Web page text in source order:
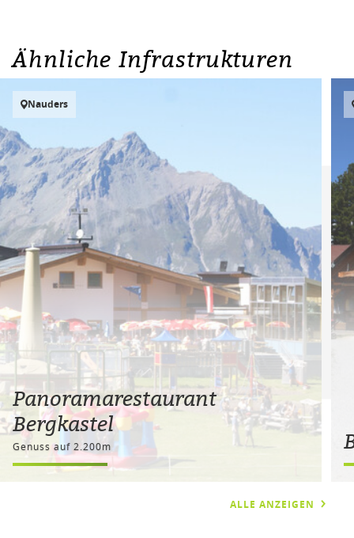
Ähnliche Infrastrukturen
Nauders
Panoramarestaurant
Bergkastel
Genuss auf 2.200m
ALLE ANZEIGEN